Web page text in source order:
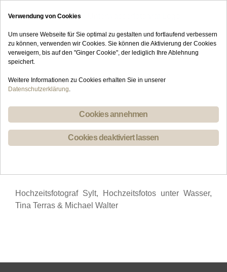
Hochzeitsfotograf Sylt, Hochzeitsfotos unter Wasser,
Tina Terras & Michael Walter
Verwendung von Cookies
Um unsere Webseite für Sie optimal zu gestalten und fortlaufend verbessern
zu können, verwenden wir Cookies. Sie können die Aktivierung der Cookies
verweigern, bis auf den "Ginger Cookie", der lediglich Ihre Ablehnung
speichert.
Weitere Informationen zu Cookies erhalten Sie in unserer
Datenschutzerklärung.
Cookies annehmen
Cookies deaktiviert lassen